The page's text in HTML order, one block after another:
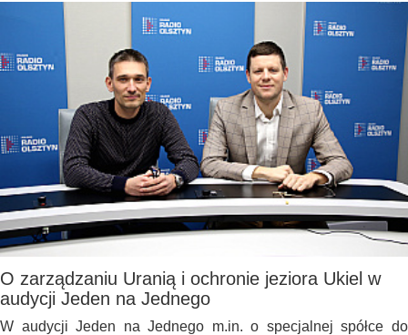
O zarządzaniu Uranią i ochronie jeziora Ukiel w
audycji Jeden na Jednego
W audycji Jeden na Jednego m.in. o specjalnej spółce do